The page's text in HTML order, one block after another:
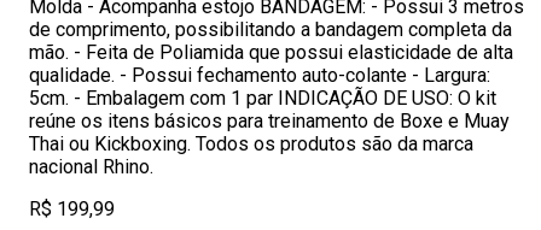
Molda - Acompanha estojo BANDAGEM: - Possui 3 metros
de comprimento, possibilitando a bandagem completa da
mão. - Feita de Poliamida que possui elasticidade de alta
qualidade. - Possui fechamento auto-colante - Largura:
5cm. - Embalagem com 1 par INDICAÇÃO DE USO: O kit
reúne os itens básicos para treinamento de Boxe e Muay
Thai ou Kickboxing. Todos os produtos são da marca
nacional Rhino.
R$ 199,99